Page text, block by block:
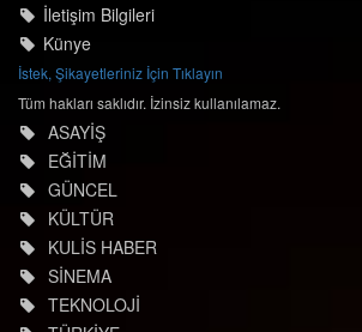
İletişim Bilgileri
Künye
İstek, Şikayetleriniz İçin Tıklayın
Tüm hakları saklıdır. İzinsiz kullanılamaz.
ASAYİŞ
EĞİTİM
GÜNCEL
KÜLTÜR
KULİS HABER
SİNEMA
TEKNOLOJİ